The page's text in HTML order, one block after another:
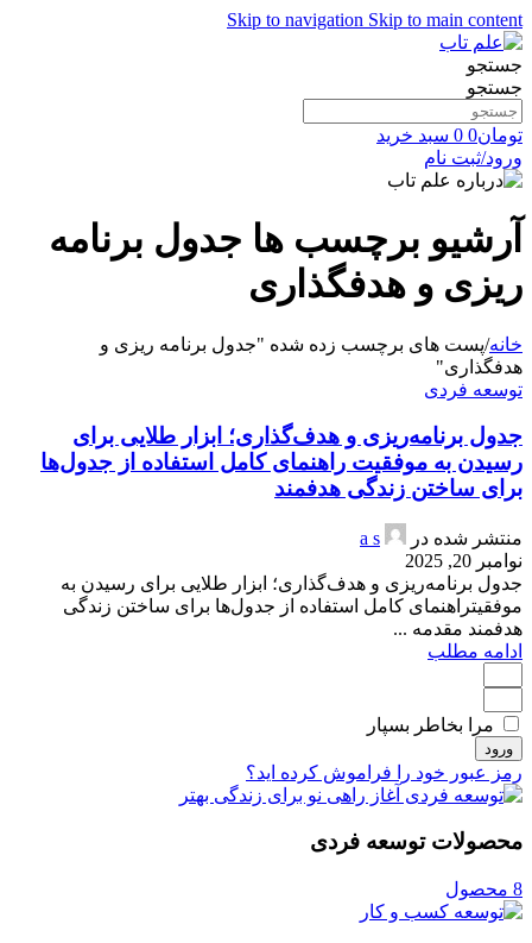
Skip to navigation Skip to main content
جستجو
جستجو
تومان0
0 سبد خرید
ورود/ثبت نام
آرشیو برچسب ها جدول برنامه
ریزی و هدفگذاری
خانه/پست های برچسب زده شده "جدول برنامه ریزی و
هدفگذاری"
توسعه فردی
جدول برنامه‌ریزی و هدف‌گذاری؛ ابزار طلایی برای
رسیدن به موفقیت راهنمای کامل استفاده از جدول‌ها
برای ساختن زندگی هدفمند
منتشر شده در
a s
نوامبر 20, 2025
جدول برنامه‌ریزی و هدف‌گذاری؛ ابزار طلایی برای رسیدن به
موفقیتراهنمای کامل استفاده از جدول‌ها برای ساختن زندگی
هدفمند مقدمه ...
ادامه مطلب
مرا بخاطر بسپار
ورود
رمز عبور خود را فراموش کرده اید؟
محصولات توسعه فردی
8 محصول